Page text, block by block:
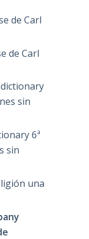
de Carl
de Carl
sin
6ª
sin
una